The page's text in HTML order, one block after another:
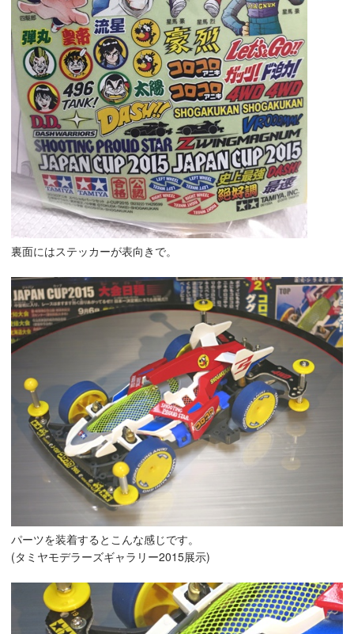
裏面にはステッカーが表向きで。
パーツを装着するとこんな感じです。
(タミヤモデラーズギャラリー2015展示)